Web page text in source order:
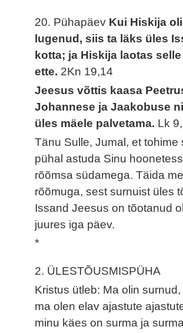
20. Pühapäev Kui Hiskija
lugenud, siis ta läks üles
kotta; ja Hiskija laotas
ette. 2Kn 19,14
Jeesus võttis kaasa
Johannese ja Jaakobuse
üles mäele palvetama. Lk
Tänu Sulle, Jumal, et tohime
pühal astuda Sinu
rõõmsa südamega. Täida
rõõmuga, sest surnuist üles
Issand Jeesus on tõotanud
juures iga päev.
*
2. ÜLESTÕUSMISPÜHA
Kristus ütleb: Ma olin
ma olen elav ajastute
minu käes on surma ja